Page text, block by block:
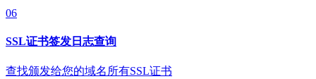
06
SSL证书签发日志查询
查找颁发给您的域名所有SSL证书